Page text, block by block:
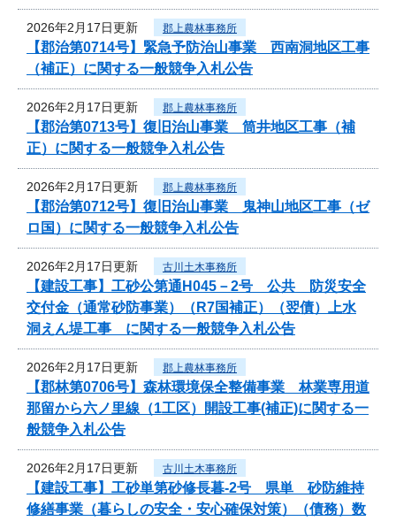
2026年2月17日更新 郡上農林事務所
【郡治第0714号】緊急予防治山事業 西南洞地区工事
（補正）に関する一般競争入札公告
2026年2月17日更新 郡上農林事務所
【郡治第0713号】復旧治山事業 筒井地区工事（補
正）に関する一般競争入札公告
2026年2月17日更新 郡上農林事務所
【郡治第0712号】復旧治山事業 鬼神山地区工事（ゼ
ロ国）に関する一般競争入札公告
2026年2月17日更新 古川土木事務所
【建設工事】工砂公第通H045－2号 公共 防災安全
交付金（通常砂防事業）（R7国補正）（翌債）上水
洞えん堤工事 に関する一般競争入札公告
2026年2月17日更新 郡上農林事務所
【郡林第0706号】森林環境保全整備事業 林業専用道
那留から六ノ里線（1工区）開設工事(補正)に関する一
般競争入札公告
2026年2月17日更新 古川土木事務所
【建設工事】工砂単第砂修長暮-2号 県単 砂防維持
修繕事業（暮らしの安全・安心確保対策）（債務）数